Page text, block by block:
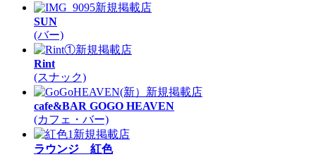
新規掲載店
SUN
(バー)
新規掲載店
Rint
(スナック)
新規掲載店
cafe&BAR GOGO HEAVEN
(カフェ・バー)
新規掲載店
ラウンジ 紅色